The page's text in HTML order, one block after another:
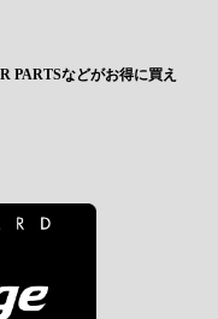
PARTSなどがお得に買え